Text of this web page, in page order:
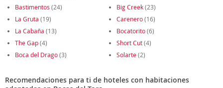
Bastimentos (24) Big Creek(23)
La Gruta (19) Carenero(16)
La Cabaña (13) Bocatorito(6)
The Gap(4) Short Cut(4)
Boca del Drago(3) Solarte(2)
Recomendaciones para ti de hoteles con habitaciones